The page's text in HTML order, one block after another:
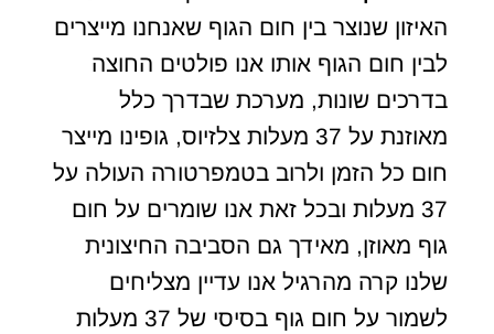
האיזון שנוצר בין חום הגוף שאנחנו מייצרים
לבין חום הגוף אותו אנו פולטים החוצה
בדרכים שונות, מערכת שבדרך כלל
מאוזנת על 37 מעלות צלזיוס, גופינו מייצר
חום כל הזמן ולרוב בטמפרטורה העולה על
37 מעלות ובכל זאת אנו שומרים על חום
גוף מאוזן, מאידך גם הסביבה החיצונית
שלנו קרה מהרגיל אנו עדיין מצליחים
לשמור על חום גוף בסיסי של 37 מעלות